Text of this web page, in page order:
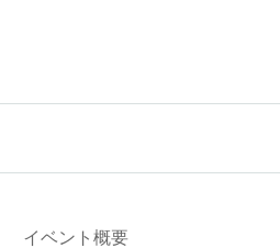
イベント概要